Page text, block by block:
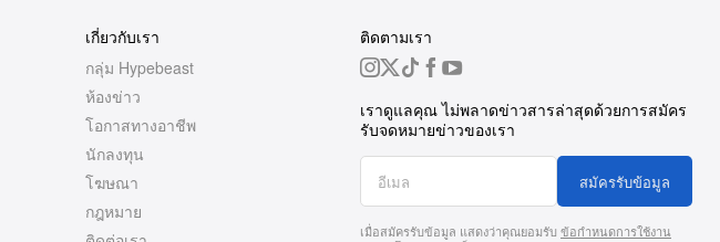
เกี่ยวกับเรา
กลุ่ม Hypebeast
ห้องข่าว
โอกาสทางอาชีพ
นักลงทุน
โฆษณา
กฎหมาย
ติดตามเรา
เราดูแลคุณ ไม่พลาดข่าวสารล่าสุดด้วยการสมัคร
รับจดหมายข่าวของเรา
สมัครรับข้อมูล
เมื่อสมัครรับข้อมูล แสดงว่าคุณยอมรับ ข้อกำหนดการใช้งาน